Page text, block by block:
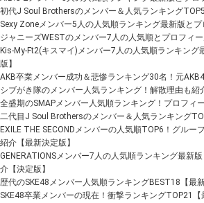
初代J Soul Brothersのメンバー＆人気ランキングTOP5
Sexy Zoneメンバー5人の人気順ランキング最新版とプ
ジャニーズWESTのメンバー7人の人気順とプロフィー
Kis-My-Ft2(キスマイ)メンバー7人の人気順ランキング
版】
AKB卒業メンバー成功＆悲惨ランキング30名！元
シブがき隊のメンバー人気ランキング！解散理由も紹
全盛期のSMAPメンバー人気順ランキング！プロフィ
二代目J Soul Brothersのメンバー＆人気ランキング
EXILE THE SECONDメンバーの人気順TOP6！グルー
紹介【最新決定版】
GENERATIONSメンバー7人の人気順ランキング最新
介【決定版】
歴代のSKE48メンバー人気順ランキングBEST18【最新
SKE48卒業メンバーの現在！衝撃ランキングTOP21【